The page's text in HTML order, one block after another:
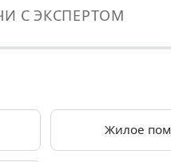
С ЭКСПЕРТОМ
Жилое